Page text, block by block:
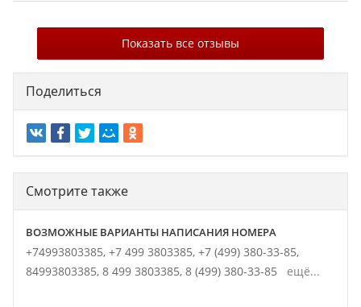
Показать все отзывы
Поделиться
Смотрите также
ВОЗМОЖНЫЕ ВАРИАНТЫ НАПИСАНИЯ НОМЕРА
+74993803385, +7 499 3803385, +7 (499) 380-33-85,
84993803385, 8 499 3803385, 8 (499) 380-33-85 ещё...